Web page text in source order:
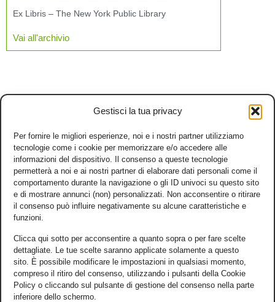
Gestisci la tua privacy
Per fornire le migliori esperienze, noi e i nostri partner utilizziamo
tecnologie come i cookie per memorizzare e/o accedere alle
informazioni del dispositivo. Il consenso a queste tecnologie
permetterà a noi e ai nostri partner di elaborare dati personali come il
comportamento durante la navigazione o gli ID univoci su questo sito
e di mostrare annunci (non) personalizzati. Non acconsentire o ritirare
il consenso può influire negativamente su alcune caratteristiche e
funzioni.
Clicca qui sotto per acconsentire a quanto sopra o per fare scelte
dettagliate. Le tue scelte saranno applicate solamente a questo
sito. È possibile modificare le impostazioni in qualsiasi momento,
compreso il ritiro del consenso, utilizzando i pulsanti della Cookie
Policy o cliccando sul pulsante di gestione del consenso nella parte
inferiore dello schermo.
Ex Libris – The New York Public Library
Vai all'archivio